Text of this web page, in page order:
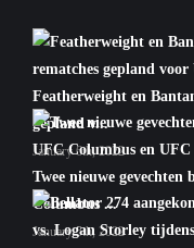
Featherweight en
gepland v...
January 6th, 2022
Twee nieuwe gevechten
Columbus ...
January 5th, 2022